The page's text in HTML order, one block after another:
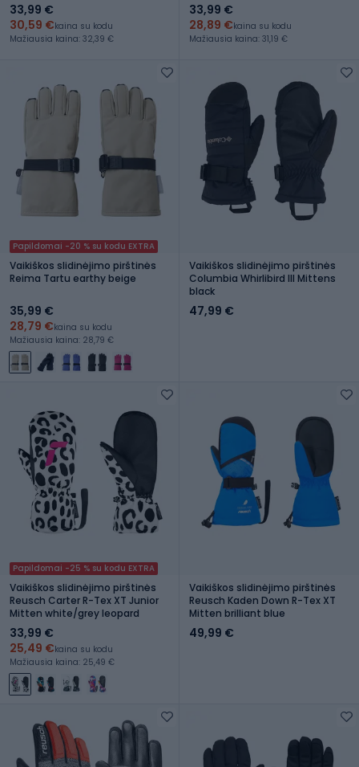
33,99 €
30,59 €kaina su kodu
Mažiausia kaina: 32,39 €
33,99 €
28,89 €kaina su kodu
Mažiausia kaina: 31,19 €
Papildomai -20 % su kodu EXTRA
Vaikiškos slidinėjimo pirštinės
Reima Tartu earthy beige
35,99 €
28,79 €kaina su kodu
Mažiausia kaina: 28,79 €
Vaikiškos slidinėjimo pirštinės
Columbia Whirlibird III Mittens
black
47,99 €
Papildomai -25 % su kodu EXTRA
Vaikiškos slidinėjimo pirštinės
Reusch Carter R-Tex XT Junior
Mitten white/grey leopard
33,99 €
25,49 €kaina su kodu
Mažiausia kaina: 25,49 €
Vaikiškos slidinėjimo pirštinės
Reusch Kaden Down R-Tex XT
Mitten brilliant blue
49,99 €